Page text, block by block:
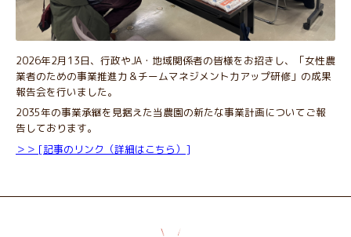
2026年2月13日、行政やJA・地域関係者の皆様をお招きし、「女性農
業者のための事業推進力＆チームマネジメント力アップ研修」の成果
報告会を行いました。
2035年の事業承継を見据えた当農園の新たな事業計画についてご報
告しております。
＞＞ [記事のリンク（詳細はこちら）]